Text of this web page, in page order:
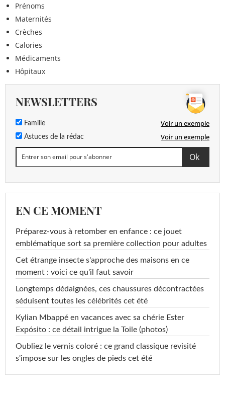
Prénoms
Maternités
Crèches
Calories
Médicaments
Hôpitaux
NEWSLETTERS
Famille Voir un exemple
Astuces de la rédac Voir un exemple
EN CE MOMENT
Préparez-vous à retomber en enfance : ce jouet
emblématique sort sa première collection pour adultes
Cet étrange insecte s'approche des maisons en ce
moment : voici ce qu'il faut savoir
Longtemps dédaignées, ces chaussures décontractées
séduisent toutes les célébrités cet été
Kylian Mbappé en vacances avec sa chérie Ester
Expósito : ce détail intrigue la Toile (photos)
Oubliez le vernis coloré : ce grand classique revisité
s'impose sur les ongles de pieds cet été